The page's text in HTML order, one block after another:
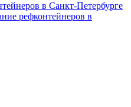
в Санкт-Петербурге
рефконтейнеров в